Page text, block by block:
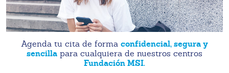
Agenda tu cita de forma confidencial, segura y
sencilla para cualquiera de nuestros centros
Fundación MSI.